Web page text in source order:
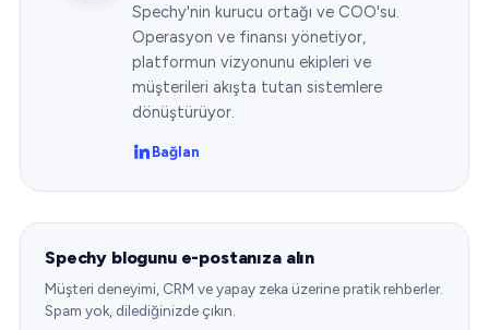
Spechy'nin kurucu ortağı ve COO'su.
Operasyon ve finansı yönetiyor,
platformun vizyonunu ekipleri ve
müşterileri akışta tutan sistemlere
dönüştürüyor.
Bağlan
Spechy blogunu e-postanıza alın
Müşteri deneyimi, CRM ve yapay zeka üzerine pratik rehberler.
Spam yok, dilediğinizde çıkın.